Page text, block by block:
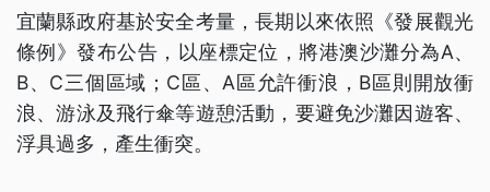
宜蘭縣政府基於安全考量，長期以來依照《發展觀光
條例》發布公告，以座標定位，將港澳沙灘分為A、
B、C三個區域；C區、A區允許衝浪，B區則開放衝
浪、游泳及飛行傘等遊憩活動，要避免沙灘因遊客、
浮具過多，產生衝突。